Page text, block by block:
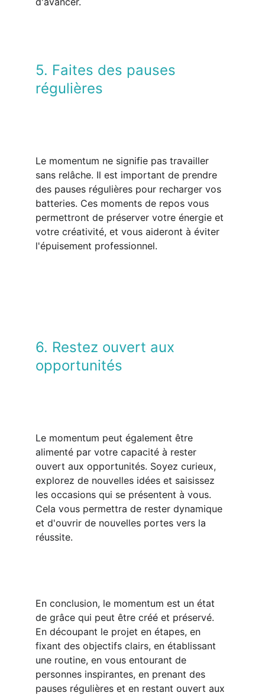
5. Faites des pauses
régulières
Le momentum ne signifie pas travailler
sans relâche. Il est important de prendre
des pauses régulières pour recharger vos
batteries. Ces moments de repos vous
permettront de préserver votre énergie et
votre créativité, et vous aideront à éviter
l'épuisement professionnel.
6. Restez ouvert aux
opportunités
Le momentum peut également être
alimenté par votre capacité à rester
ouvert aux opportunités. Soyez curieux,
explorez de nouvelles idées et saisissez
les occasions qui se présentent à vous.
Cela vous permettra de rester dynamique
et d'ouvrir de nouvelles portes vers la
réussite.
En conclusion, le momentum est un état
de grâce qui peut être créé et préservé.
En découpant le projet en étapes, en
fixant des objectifs clairs, en établissant
une routine, en vous entourant de
personnes inspirantes, en prenant des
pauses régulières et en restant ouvert aux